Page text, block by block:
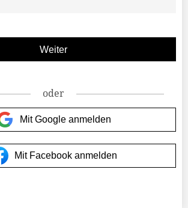
oder
Mit Google anmelden
Mit Facebook anmelden